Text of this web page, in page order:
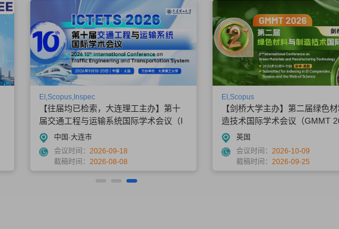
EI,Scopus,Inspec
【往届均已检索，大连理工主办】第十
届交通工程与运输系统国际学术会议（I
CTETS 2026）
中国·大连市
会议时间： 2026-09-18
截稿时间： 2026-08-08
EI,Scopus
【剑桥大学主办】第二届绿色
造技术国际学术会议（GMMT
英国
会议时间： 2026-10-09
截稿时间： 2026-09-25